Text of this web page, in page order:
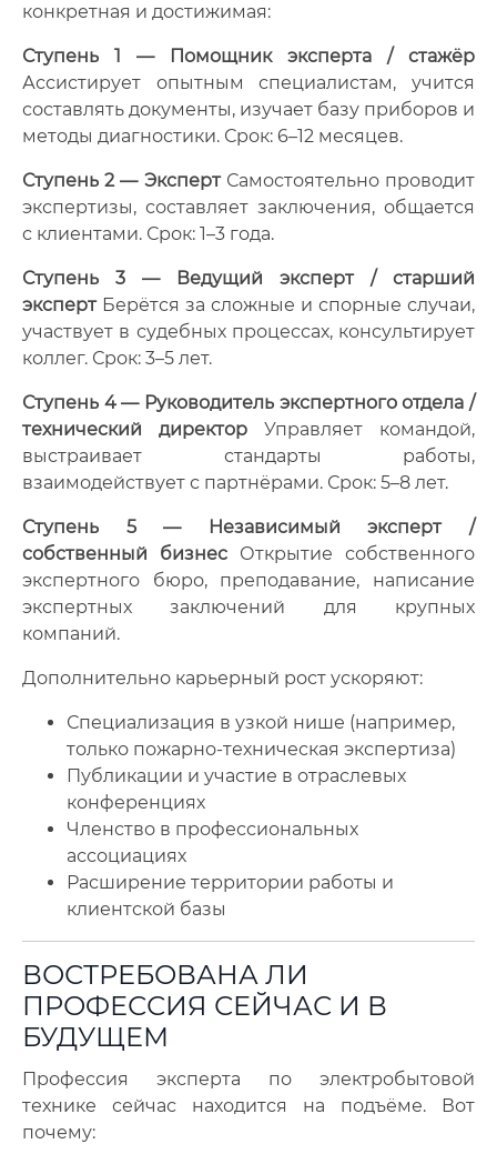
конкретная и достижимая:
Ступень 1 — Помощник эксперта / стажёр
Ассистирует опытным специалистам, учится
составлять документы, изучает базу приборов и
методы диагностики. Срок: 6–12 месяцев.
Ступень 2 — ЭкспертСамостоятельно проводит
экспертизы, составляет заключения, общается
с клиентами. Срок: 1–3 года.
Ступень 3 — Ведущий эксперт / старший
экспертБерётся за сложные и спорные случаи,
участвует в судебных процессах, консультирует
коллег. Срок: 3–5 лет.
Ступень 4 — Руководитель экспертного отдела /
технический директор Управляет командой,
выстраивает стандарты работы,
взаимодействует с партнёрами. Срок: 5–8 лет.
Ступень 5 — Независимый эксперт /
собственный бизнес Открытие собственного
экспертного бюро, преподавание, написание
экспертных заключений для крупных
компаний.
Дополнительно карьерный рост ускоряют:
Специализация в узкой нише (например,
только пожарно-техническая экспертиза)
Публикации и участие в отраслевых
конференциях
Членство в профессиональных
ассоциациях
Расширение территории работы и
клиентской базы
ВОСТРЕБОВАНА ЛИ
ПРОФЕССИЯ СЕЙЧАС И В
БУДУЩЕМ
Профессия эксперта по электробытовой
технике сейчас находится на подъёме. Вот
почему: